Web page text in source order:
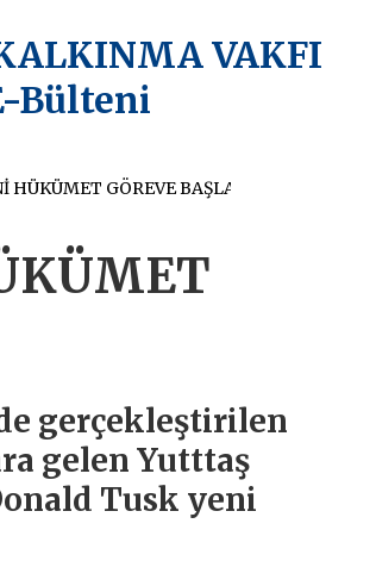
VAKFI
Bülteni
HÜKÜMET GÖREVE BAŞLADI
gerçekleştirilen
gelen Yutttaş
Tusk yeni